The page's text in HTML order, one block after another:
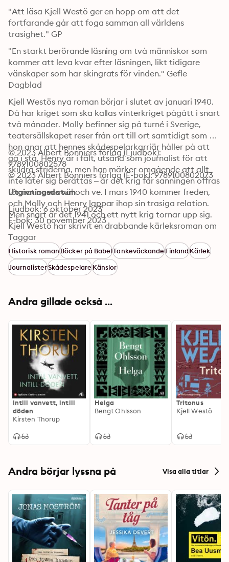
"Att läsa Kjell Westö ger en hopp om att det
fortfarande går att foga samman all världens
trasighet." GP
"En starkt berörande läsning om två människor som
kommer att leva kvar efter läsningen, likt tidigare
vänskaper som har skingrats för vinden." Gefle
Dagblad
Kjell Westös nya roman börjar i slutet av januari 1940.
Då har kriget som ska kallas vinterkriget pågått i snart
två månader. Molly befinner sig på turné i Sverige,
teatersällskapet reser från ort till ort samtidigt som
hon anar att hennes skådespelarkarriär håller på att
gå i stå. Henry är i fält, utsänd som journalist för att
skildra striderna, men han märker omgående att allt
inte låter sig berättas – är det krig får sanningen offras
för nationens väl och ve. I mars 1940 kommer freden,
och Molly och Henry lappar ihop sin trasiga relation.
Men snart är det 1941 och ett nytt krig tornar upp sig.
Kjell Westö har skrivit en drabbande kärleksroman om
en tid, inte olik vår, där kriget färgar alla relationer:
allt är osäkert, allt är skört i skymningsljuset.
© 2023 Albert Bonniers förlag (Ljudbok):
9789100802578
© 2023 Albert Bonniers förlag (E-bok): 9789100802073
Utgivningsdatum
Ljudbok: 6 oktober 2023
E-bok: 30 november 2023
Taggar
Historisk romanBöcker på BabelTankeväckandeFinlandKärlek
JournalisterSkådespelareKänslor
Andra gillade också ...
Intill vanvett, intill
döden
Kirsten Thorup
Helga
Bengt Ohlsson
Tritonus
Kjell Westö
Andra börjar lyssna på Visa alla titlar